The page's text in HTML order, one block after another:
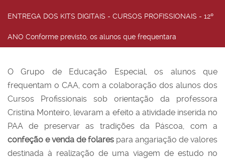
ENTREGA DOS KITS DIGITAIS - CURSOS PROFISSIONAIS - 12º
ANO Conforme previsto, os alunos que frequentara
O Grupo de Educação Especial, os alunos que
frequentam o CAA, com a colaboração dos alunos dos
Cursos Profissionais sob orientação da professora
Cristina Monteiro, levaram a efeito a atividade inserida no
PAA de preservar as tradições da Páscoa, com a
confeção e venda de folares para angariação de valores
destinada à realização de uma viagem de estudo no